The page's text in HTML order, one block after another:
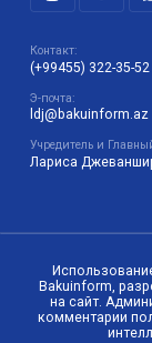
Контакт:
(+99455) 322-35-52
Э-почта:
ldj@bakuinform.az
Учредитель и
Лариса
Bakuinform,
на сайт.
комментарии